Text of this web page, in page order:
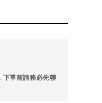
下單前請務必先聯